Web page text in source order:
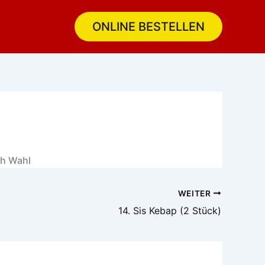
ONLINE BESTELLEN
Wahl
WEITER
14. Sis Kebap (2 Stück)